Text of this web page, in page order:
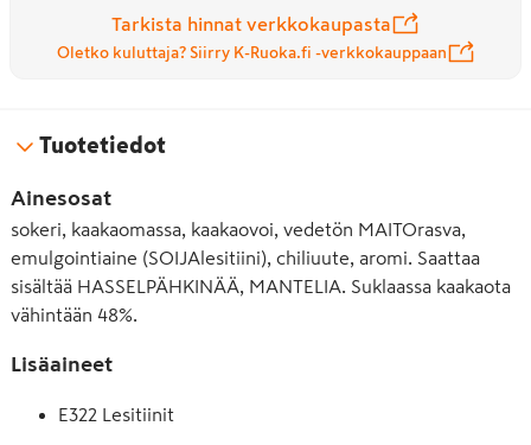
Tarkista hinnat verkkokaupasta
Oletko kuluttaja? Siirry K-Ruoka.fi -verkkokauppaan
Tuotetiedot
Ainesosat
sokeri, kaakaomassa, kaakaovoi, vedetön MAITOrasva,
emulgointiaine (SOIJAlesitiini), chiliuute, aromi. Saattaa
sisältää HASSELPÄHKINÄÄ, MANTELIA. Suklaassa kaakaota
vähintään 48%.
Lisäaineet
E322 Lesitiinit